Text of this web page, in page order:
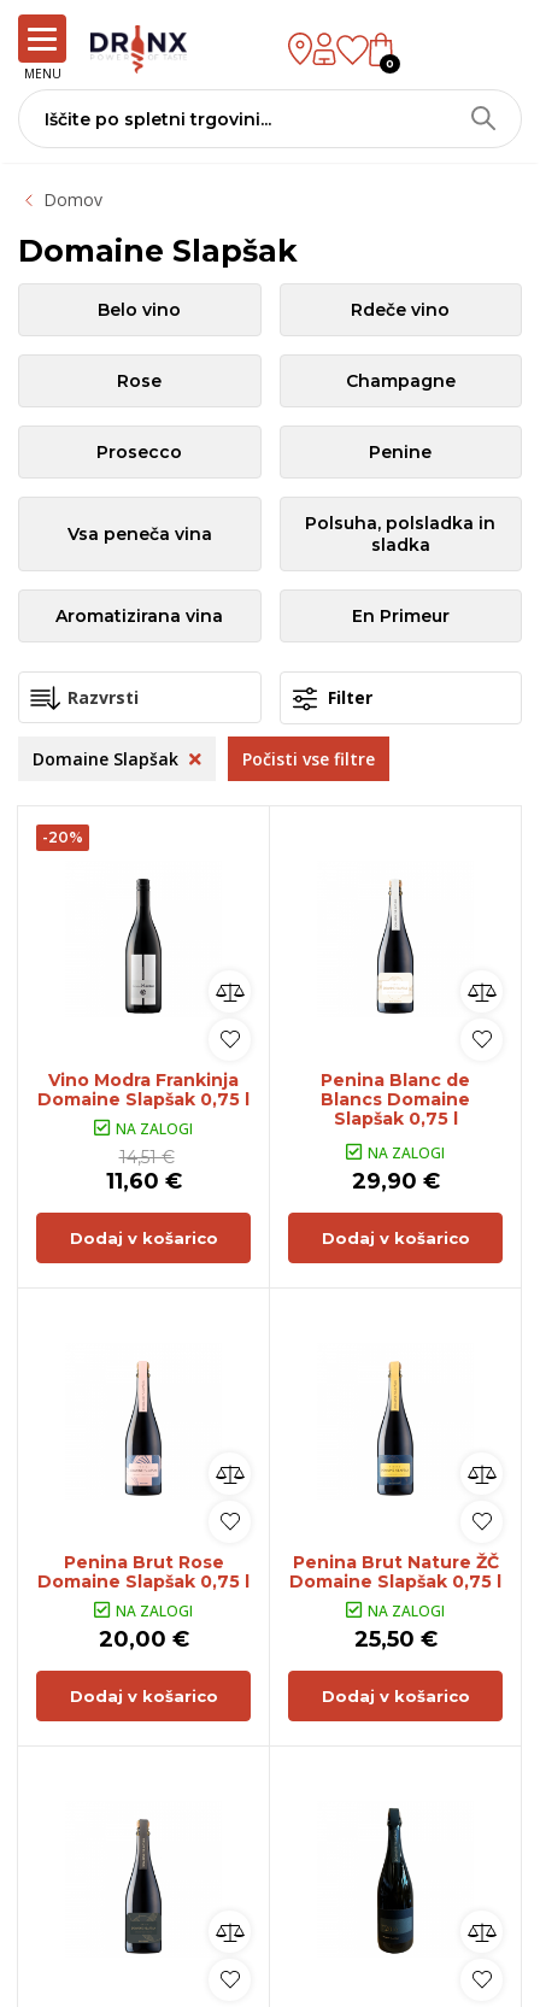
MENU
0
Domov
Domaine Slapšak
Belo vino Rdeče vino
Rose Champagne
Prosecco Penine
Vsa peneča vina
Polsuha, polsladka in
sladka
Aromatizirana vina En Primeur
Filter
Domaine Slapšak Počisti vse filtre
-20%
Vino Modra Frankinja
Domaine Slapšak 0,75 l
NA ZALOGI
14,51 €
11,60 €
Dodaj v košarico
Penina Blanc de
Blancs Domaine
Slapšak 0,75 l
NA ZALOGI
29,90 €
Dodaj v košarico
Penina Brut Rose
Domaine Slapšak 0,75 l
NA ZALOGI
20,00 €
Dodaj v košarico
Penina Brut Nature ŽČ
Domaine Slapšak 0,75 l
NA ZALOGI
25,50 €
Dodaj v košarico